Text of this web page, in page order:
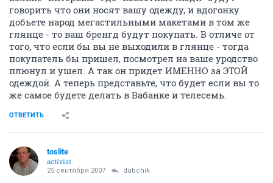
говорить что они носят вашу одежду, и вдогонку
добьете народ мегастильными макетами в том же
глянце - то ваш бренгд будут покупать. В отличе от
того, что если бы вы не выходили в глянце - тогда
покупатель бы пришел, посмотрел на ваше уродство
плюнул и ушел. А так он придет ИМЕННО за ЭТОЙ
одеждой. А теперь представьте, что будет если вы то
же самое будете делать в Вабанке и телесемь.
ОТВЕТИТЬ
toslite
activist
25 сентября 2007 dubchik